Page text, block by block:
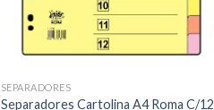
SEPARADORES
Separadores Cartolina A4 Roma C/12